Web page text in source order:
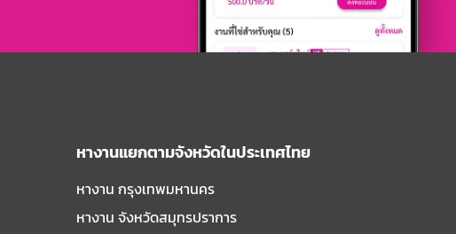
หางานแยกตามจังหวัดในประเทศไทย
หางาน กรุงเทพมหานคร
หางาน จังหวัดสมุทรปราการ